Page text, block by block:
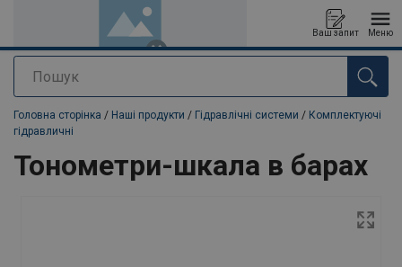
Пошук
Ваш запит Меню
added to your quote
Головна сторінка / Наші продукти / Гідравлічні системи / Комплектуючі
гідравличні
Тонометри-шкала в барах